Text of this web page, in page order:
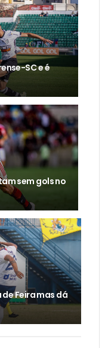
SC e é
sem gols no
de Feira mas dá